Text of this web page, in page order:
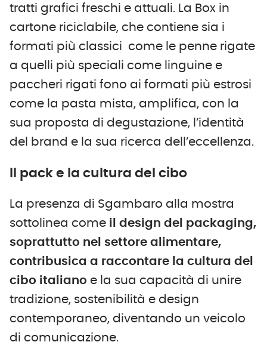
tratti grafici freschi e attuali. La Box in
cartone riciclabile, che contiene sia i
formati più classici come le penne rigate
a quelli più speciali come linguine e
paccheri rigati fono ai formati più estrosi
come la pasta mista, amplifica, con la
sua proposta di degustazione, l’identità
del brand e la sua ricerca dell’eccellenza.
Il pack e la cultura del cibo
La presenza di Sgambaro alla mostra
sottolinea come il design del packaging,
soprattutto nel settore alimentare,
contribusica a raccontare la cultura del
cibo italiano e la sua capacità di unire
tradizione, sostenibilità e design
contemporaneo, diventando un veicolo
di comunicazione.